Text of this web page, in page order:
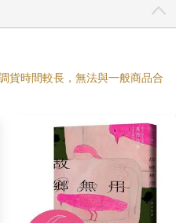
貨時間較長，無法與一般商品合